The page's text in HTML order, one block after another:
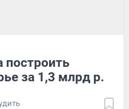
построить
за 1,3 млрд р.